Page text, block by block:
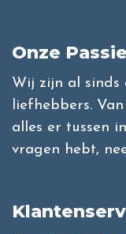
Onze Passie
Wij zijn al sinds
liefhebbers.
alles er tussen
vragen hebt,